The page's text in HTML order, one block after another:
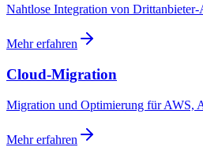
Nahtlose Integration von Drittanbieter-
Mehr erfahren
Cloud-Migration
Migration und Optimierung für AWS,
Mehr erfahren